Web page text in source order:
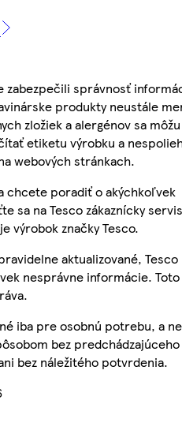
zabezpečili správnosť
produkty neustále
zložiek a alergénov sa môžu
etiketu výrobku a
webových stránkach.
chcete poradiť o akýchkoľvek
sa na Tesco zákaznícky
výrobok značky Tesco.
aktualizované, Tesco
nesprávne informácie. Toto
iba pre osobnú potrebu, a
bez predchádzajúceho
bez náležitého potvrdenia.